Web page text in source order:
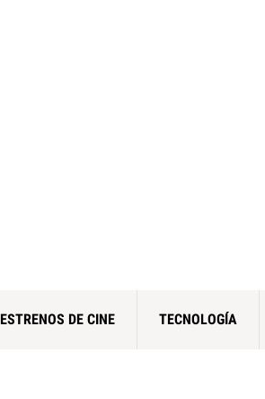
ESTRENOS DE CINE TECNOLOGÍA